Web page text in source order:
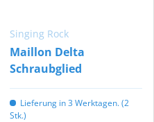
Singing Rock
Maillon Delta
Schraubglied
Lieferung in 3 Werktagen. (2
Stk.)